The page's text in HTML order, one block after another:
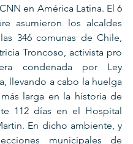
en América Latina. El 6
asumieron los alcaldes
346 comunas de Chile,
Troncoso, activista pro
condenada por Ley
llevando a cabo la huelga
larga en la historia de
112 días en el Hospital
En dicho ambiente, y
municipales de